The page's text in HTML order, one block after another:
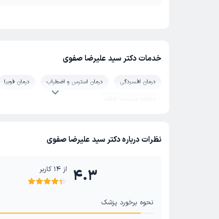
خدمات دکتر سید علیرضا صفوی
درمان افسردگی درمان استرس و اضطراب
درمان فوبیا
مشاوره مدیریت خشم
نظرات درباره دکتر سید علیرضا صفوی
4.3 از 14کاربر
نحوه برخورد پزشک